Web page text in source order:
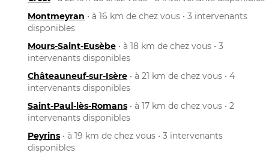
Montmeyran • à 16 km de chez vous • 3 intervenants
disponibles
Mours-Saint-Eusèbe • à 18 km de chez vous • 3
intervenants disponibles
Châteauneuf-sur-Isère • à 21 km de chez vous • 4
intervenants disponibles
Saint-Paul-lès-Romans • à 17 km de chez vous • 2
intervenants disponibles
Peyrins • à 19 km de chez vous • 3 intervenants
disponibles